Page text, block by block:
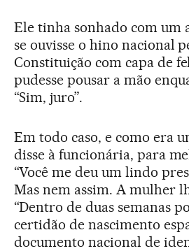
Ele tinha sonhado com um
se ouvisse o hino nacional
Constituição com capa de
pudesse pousar a mão
“Sim, juro”.
Em todo caso, e como era
disse à funcionária, para
“Você me deu um lindo
Mas nem assim. A mulher
“Dentro de duas semanas
certidão de nascimento
documento nacional de